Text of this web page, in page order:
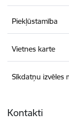
Piekļūstamība
Vietnes karte
Sīkdatņu izvēles
Kontakti